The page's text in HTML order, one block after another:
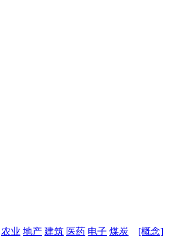
农业 地产 建筑 医药 电子 煤炭
[概念]